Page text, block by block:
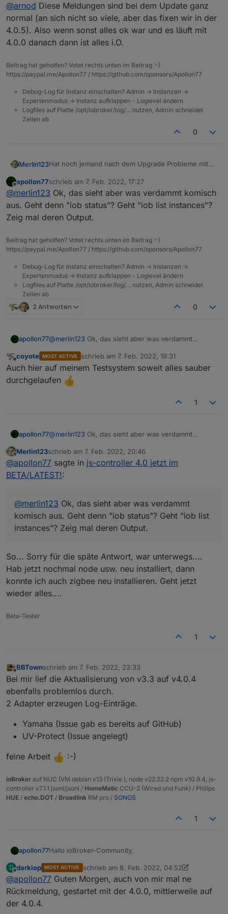
ok habe jetzt gesehen das @ fastfoot
anscheinend das
gleiche Problem mit seiner Docker Installation hat.
Offline
@arnod Diese Meldungen sind bei dem Update ganz
normal (an sich nicht so viele, aber das fixen wir in der
4.0.5). Also wenn sonst alles ok war und es läuft mit
4.0.0 danach dann ist alles i.O.
Beitrag hat geholfen? Votet rechts unten im Beitrag :-)
https://paypal.me/Apollon77 / https://github.com/sponsors/Apollon77
Debug-Log für Instanz einschalten? Admin -> Instanzen ->
Expertenmodus -> Instanz aufklappen - Loglevel ändern
Logfiles auf Platte /opt/iobroker/log/… nutzen, Admin schneidet
Zeilen ab
0
Merlin123Hat noch jemand nach dem Upgrade Probleme mit
Ich bin gestern auf 4.0.4 und erst lief alles. Heute
morgen hatte er keine Lust mehr. Bei Fehlersuchen
wollte ich eine andere Version installieren, jetzt
kommt aber immer ein:
$ iobroker upgrade zigbee@1.6.14
Update zigbee from @1.6.14 to @1.6.14
NPM version: 8.3.0
Installing iobroker.zigbee@1.6.14...
host.beelink Cannot install
Cannot find view "system" for search
Cannot upgrade: Cannot find view "system"
Bin jetzt unsicher ob das vom 4.0.4er kommt oder
Ich habe auch schon einen kompletten Restore von
Offline
apollon77schrieb am 7. Feb. 2022, 17:27
zuletzt editiert von
@merlin123 Ok, das sieht aber was verdammt komisch
aus. Geht denn "iob status"? Geht "iob list instances"?
Zeig mal deren Output.
Beitrag hat geholfen? Votet rechts unten im Beitrag :-)
https://paypal.me/Apollon77 / https://github.com/sponsors/Apollon77
Debug-Log für Instanz einschalten? Admin -> Instanzen ->
Expertenmodus -> Instanz aufklappen - Loglevel ändern
Logfiles auf Platte /opt/iobroker/log/… nutzen, Admin schneidet
Zeilen ab
2 Antworten 0
apollon77@merlin123 Ok, das sieht aber was verdammt
instances"? Zeig mal deren Output.
Offline
coyote MOST ACTIVE schrieb am 7. Feb. 2022, 19:31
zuletzt editiert von
Auch hier auf meinem Testsystem soweit alles sauber
durchgelaufen
1
apollon77@merlin123 Ok, das sieht aber was verdammt
instances"? Zeig mal deren Output.
Offline
Merlin123schrieb am 7. Feb. 2022, 20:46
zuletzt editiert von
@apollon77 sagte in js-controller 4.0 jetzt im
BETA/LATEST!:
@merlin123 Ok, das sieht aber was verdammt
komisch aus. Geht denn "iob status"? Geht "iob list
instances"? Zeig mal deren Output.
So... Sorry für die späte Antwort, war unterwegs....
Hab jetzt nochmal node usw. neu installiert, dann
konnte ich auch zigbee neu installieren. Geht jetzt
wieder alles....
Beta-Tester
1
Offline
BBTownschrieb am 7. Feb. 2022, 23:33
zuletzt editiert von
Bei mir lief die Aktualisierung von v3.3 auf v4.0.4
ebenfalls problemlos durch.
2 Adapter erzeugen Log-Einträge.
Yamaha (Issue gab es bereits auf GitHub)
UV-Protect (Issue angelegt)
feine Arbeit
:-)
ioBroker auf NUC (VM debian v13 (Trixie ), node v22.22.2 npm v10.9.4, js-
controller v7.1.1 jsonl/jsonl / HomeMatic CCU-2 (Wired und Funk) / Philips
HUE / echo.DOT / Broadlink RM pro / SONOS
1
apollon77Hallo ioBroker-Community,
nach längerer Entwicklungszeit kommt heute der
neue js-controller 4.0 (Releasename "Isabelle") ins
Beta/Latest Repository (sollte im laufe des Abends
bei allen auftauchen). Dieser Artikel enthält alle
Node.js Versions-Anforderungen
D
Offline
darkiop MOST ACTIVE schrieb am 8. Feb. 2022, 04:52
zuletzt editiert von Negalein2. Aug. 2022,
@apollon77 Guten Morgen, auch von mir mal ne
Rückmeldung, gestartet mit der 4.0.0, mittlerweile auf
der 4.0.4.